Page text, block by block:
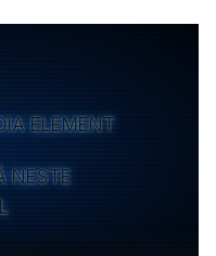
ELEMENT
NESTE